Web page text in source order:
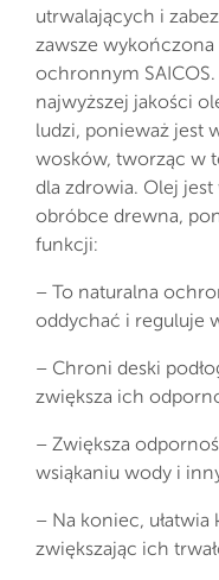
utrwalających i
zawsze
ochronnym
najwyższej jakości
ludzi, ponieważ jest
wosków, tworząc w
dla zdrowia. Olej
obróbce drewna,
funkcji:
– To naturalna
oddychać i reguluje
– Chroni deski
zwiększa ich
– Zwiększa
wsiąkaniu wody i
– Na koniec,
zwiększając ich